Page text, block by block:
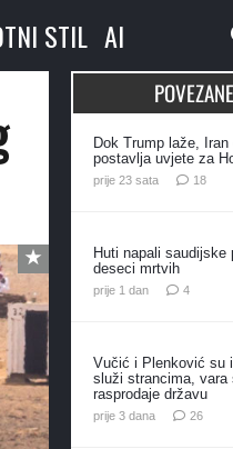
STIL AI
Dok Trump laže,
postavlja uvjete za
prije 23 sata 18
Huti napali saudijske
deseci mrtvih
prije 1 dan 4
Vučić i Plenković su
služi strancima, vara
rasprodaje državu
prije 3 dana 26